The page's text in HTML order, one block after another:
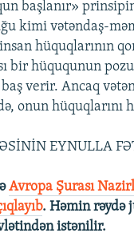
başlanır»
kimi vətəndaş-
hüquqlarının
bir hüququnun
verir. Ancaq
onun hüquqlarını
EYNULLA
Avropa Şurası
. Həmin rəydə
istənilir.